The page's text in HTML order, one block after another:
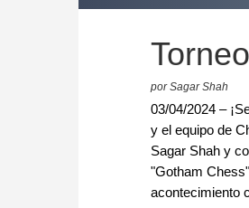
por Sagar Shah
03/04/2024 –
y el equipo de
Sagar Shah y
"Gotham
acontecimiento